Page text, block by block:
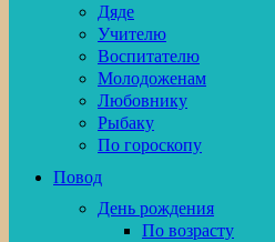
Дяде
Учителю
Воспитателю
Молодоженам
Любовнику
Рыбаку
По гороскопу
Повод
День рождения
По возрасту